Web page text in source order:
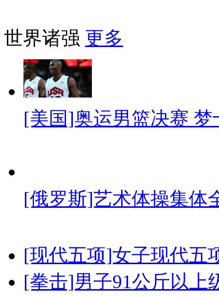
世界诸强 更多
[美国]奥运男篮决赛
[俄罗斯]艺术体操集体
[现代五项]女子现代五
[拳击]男子91公斤以上